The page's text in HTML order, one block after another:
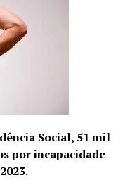
forma de estimulação
tratamento
chi ou de xué) são
e pouco
de vazio ou
e retirada (não
se dá pequenos
fricção (na parte
para outro ou
Social, 51 mil
por incapacidade